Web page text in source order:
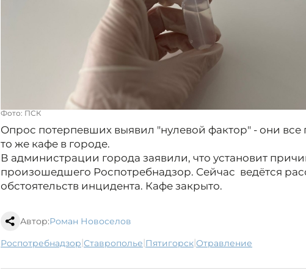
Фото: ПСК
Опрос потерпевших выявил "нулевой фактор" - они
то же кафе в городе.
В администрации города заявили, что установит
произошедшего Роспотребнадзор. Сейчас ведётся
обстоятельств инцидента. Кафе закрыто.
Автор:Роман Новоселов
Роспотребнадзор| Ставрополье| Пятигорск| отравление